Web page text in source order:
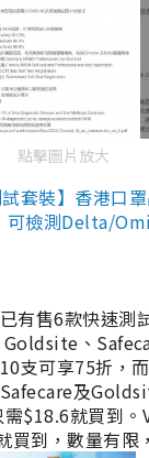
點擊圖片放大
套裝】香港口
可檢測Delta/
有售6款快速測
、
支可享75折，
及
$18.6就買到。
買到，數量有限